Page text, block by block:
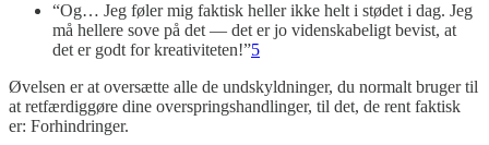
“Og… Jeg føler mig faktisk heller ikke helt i stødet i dag. Jeg
må hellere sove på det — det er jo videnskabeligt bevist, at
det er godt for kreativiteten!”5
Øvelsen er at oversætte alle de undskyldninger, du normalt bruger til
at retfærdiggøre dine overspringshandlinger, til det, de rent faktisk
er: Forhindringer.